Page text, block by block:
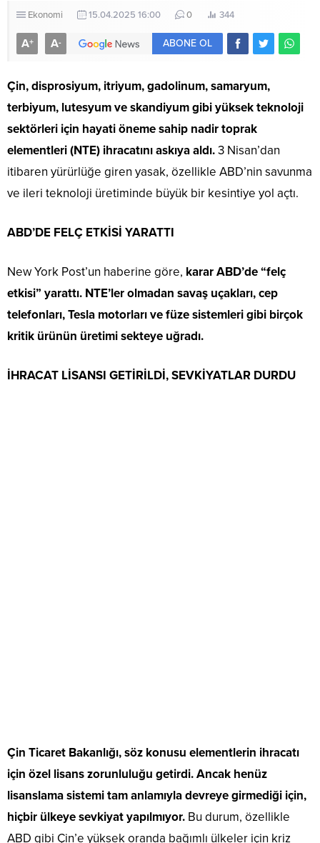
Ekonomi 15.04.2025 16:00 0 344
A+ A- ABONE OL
Çin, disprosiyum, itriyum, gadolinum, samaryum,
terbiyum, lutesyum ve skandiyum gibi yüksek teknoloji
sektörleri için hayati öneme sahip nadir toprak
elementleri (NTE) ihracatını askıya aldı.3 Nisan’dan
itibaren yürürlüğe giren yasak, özellikle ABD’nin savunma
ve ileri teknoloji üretiminde büyük bir kesintiye yol açtı.
ABD’DE FELÇ ETKİSİ YARATTI
New York Post’un haberine göre, karar ABD’de “felç
etkisi” yarattı. NTE’ler olmadan savaş uçakları, cep
telefonları, Tesla motorları ve füze sistemleri gibi birçok
kritik ürünün üretimi sekteye uğradı.
İHRACAT LİSANSI GETİRİLDİ, SEVKİYATLAR DURDU
Çin Ticaret Bakanlığı, söz konusu elementlerin ihracatı
için özel lisans zorunluluğu getirdi. Ancak henüz
lisanslama sistemi tam anlamıyla devreye girmediği için,
hiçbir ülkeye sevkiyat yapılmıyor. Bu durum, özellikle
ABD gibi Çin’e yüksek oranda bağımlı ülkeler için kriz